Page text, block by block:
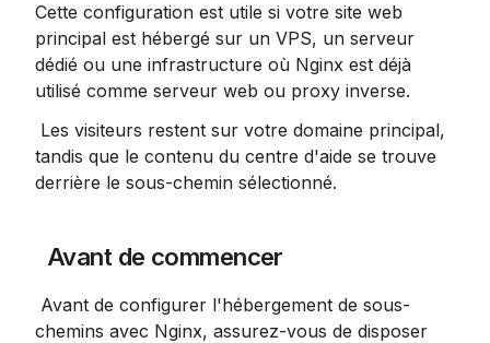
Cette configuration est utile si votre site web
principal est hébergé sur un VPS, un serveur
dédié ou une infrastructure où Nginx est déjà
utilisé comme serveur web ou proxy inverse.
tandis que le contenu du centre d'aide se trouve
derrière le sous-chemin sélectionné.
Avant de commencer
chemins avec Nginx, assurez-vous de disposer